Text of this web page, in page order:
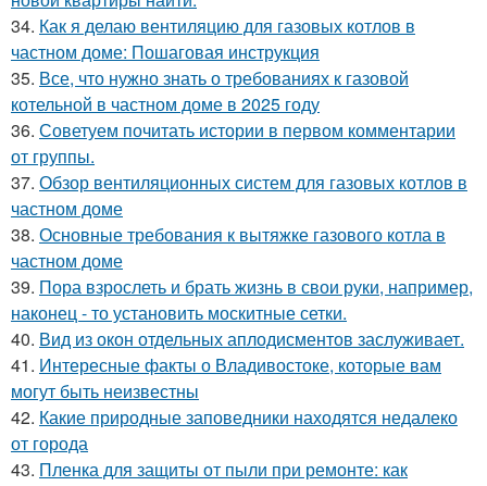
34. Как я делаю вентиляцию для газовых котлов в
частном доме: Пошаговая инструкция
35. Все, что нужно знать о требованиях к газовой
котельной в частном доме в 2025 году
36. Советуем почитать истории в первом комментарии
от группы.
37. Обзор вентиляционных систем для газовых котлов в
частном доме
38. Основные требования к вытяжке газового котла в
частном доме
39. Пора взрослеть и брать жизнь в свои руки, например,
наконец - то установить москитные сетки.
40. Вид из окон отдельных аплодисментов заслуживает.
41. Интересные факты о Владивостоке, которые вам
могут быть неизвестны
42. Какие природные заповедники находятся недалеко
от города
43. Пленка для защиты от пыли при ремонте: как